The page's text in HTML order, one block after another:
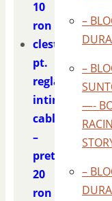
10
ron
cleste
pt.
reglat
intins
cabluri
–
pret
20
ron
–
–
—-
–